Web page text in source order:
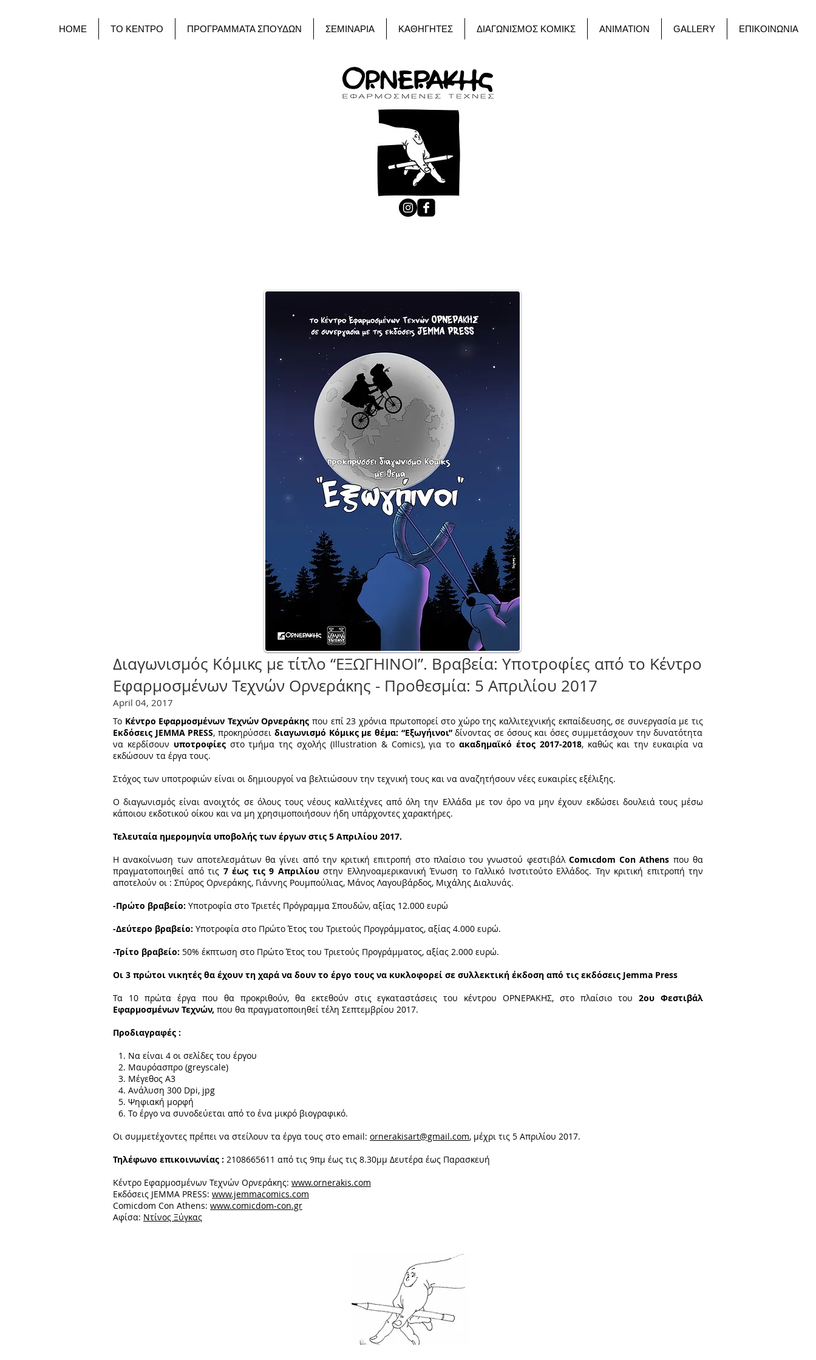
HOME ΤΟ ΚΕΝΤΡΟ ΠΡΟΓΡΑΜΜΑΤΑ ΣΠΟΥΔΩΝ ΣΕΜΙΝΑΡΙΑ ΚΑΘΗΓΗΤΕΣ ΔΙΑΓΩΝΙΣΜΟΣ ΚΟΜΙΚΣ ANIMATION GALLERY ΕΠΙΚΟΙΝΩΝΙΑ
Διαγωνισμός Κόμικς με τίτλο “ΕΞΩΓΗΙΝΟΙ”. Βραβεία: Υποτροφίες από το Κέντρο
Εφαρμοσμένων Τεχνών Ορνεράκης - Προθεσμία: 5 Απριλίου 2017
April 04, 2017
Το Κέντρο Εφαρμοσμένων Τεχνών Ορνεράκης που επί 23 χρόνια πρωτοπορεί στο χώρο της καλλιτεχνικής εκπαίδευσης, σε συνεργασία με τις
Εκδόσεις JEMMA PRESS, προκηρύσσει διαγωνισμό Κόμικς με θέμα: “Εξωγήινοι”δίνοντας σε όσους και όσες συμμετάσχουν την δυνατότητα
να κερδίσουν υποτροφίεςστο τμήμα της σχολής (Illustration & Comics), για τοακαδημαϊκό έτος 2017-2018, καθώς και την ευκαιρία να
εκδώσουν τα έργα τους.
Στόχος των υποτροφιών είναι οι δημιουργοί να βελτιώσουν την τεχνική τους και να αναζητήσουν νέες ευκαιρίες εξέλιξης.
Ο διαγωνισμός είναι ανοιχτός σε όλους τους νέους καλλιτέχνες από όλη την Ελλάδα με τον όρο να μην έχουν εκδώσει δουλειά τους μέσω
κάποιου εκδοτικού οίκου και να μη χρησιμοποιήσουν ήδη υπάρχοντες χαρακτήρες.
Τελευταία ημερομηνία υποβολής των έργων στις 5 Απριλίου 2017.
Η ανακοίνωση των αποτελεσμάτων θα γίνει από την κριτική επιτροπή στο πλαίσιο του γνωστού φεστιβάλ Comιcdom Con Athens που θα
πραγματοποιηθεί από τις 7 έως τις 9 Απριλίουστην Ελληνοαμερικανική Ένωση το Γαλλικό Ινστιτούτο Ελλάδος. Την κριτική επιτροπή την
αποτελούν οι : Σπύρος Ορνεράκης, Γιάννης Ρουμπούλιας, Μάνος Λαγουβάρδος, Μιχάλης Διαλυνάς.
-Πρώτο βραβείο: Υποτροφία στο Τριετές Πρόγραμμα Σπουδών, αξίας 12.000 ευρώ
-Δεύτερο βραβείο: Υποτροφία στο Πρώτο Έτος του Τριετούς Προγράμματος, αξίας 4.000 ευρώ.
-Τρίτο βραβείο: 50% έκπτωση στο Πρώτο Έτος του Τριετούς Προγράμματος, αξίας 2.000 ευρώ.
Οι 3 πρώτοι νικητές θα έχουν τη χαρά να δουν το έργο τους να κυκλοφορεί σε συλλεκτική έκδοση από τις εκδόσεις Jemma Press
Τα 10 πρώτα έργα που θα προκριθούν, θα εκτεθούν στις εγκαταστάσεις του κέντρου ΟΡΝΕΡΑΚΗΣ, στο πλαίσιο του2ου Φεστιβάλ
Εφαρμοσμένων Τεχνών, που θα πραγματοποιηθεί τέλη Σεπτεμβρίου 2017.
Προδιαγραφές :
Να είναι 4 οι σελίδες του έργου
Μαυρόασπρο (greyscale)
Μέγεθος Α3
Ανάλυση 300 Dpi, jpg
Ψηφιακή μορφή
Το έργο να συνοδεύεται από το ένα μικρό βιογραφικό.
Οι συμμετέχοντες πρέπει να στείλουν τα έργα τους στο email: ornerakisart@gmail.com, μέχρι τις 5 Απριλίου 2017.
Τηλέφωνο επικοινωνίας : 2108665611 από τις 9πμ έως τις 8.30μμ Δευτέρα έως Παρασκευή
Κέντρο Εφαρμοσμένων Τεχνών Ορνεράκης: www.ornerakis.com
Εκδόσεις JEMMA PRESS: www.jemmacomics.com
Comicdom Con Athens: www.comicdom-con.gr
Αφίσα: Ντίνος Ξύγκας